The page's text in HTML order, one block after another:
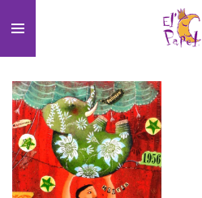
direct
naar
de
hoofdinhoud